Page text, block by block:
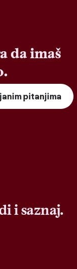
da imaš
pitanjima
i saznaj.